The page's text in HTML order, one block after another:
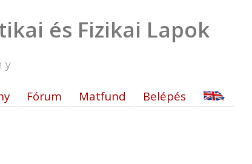
és Fizikai Lapok
Fórum Matfund Belépés